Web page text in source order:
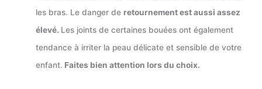
les bras. Le danger de retournement est aussi assez
élevé. Les joints de certaines bouées ont également
tendance à irriter la peau délicate et sensible de votre
enfant. Faites bien attention lors du choix.